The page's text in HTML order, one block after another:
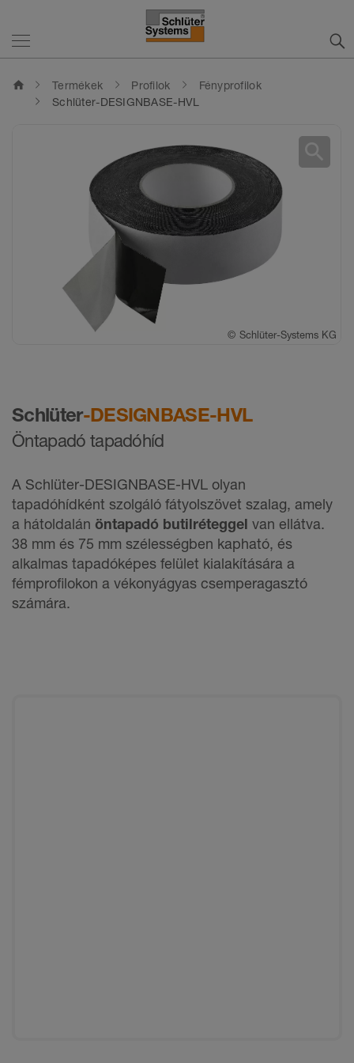
home Termékek Profilok
Fényprofilok
Schlüter-DESIGNBASE-HVL
Schlüter-DESIGNBASE-HVL
Öntapadó tapadóhíd
A Schlüter-DESIGNBASE-HVL olyan
tapadóhídként szolgáló fátyolszövet szalag, amely
a hátoldalán öntapadó butilréteggel van ellátva.
38 mm és 75 mm szélességben kapható, és
alkalmas tapadóképes felület kialakítására a
fémprofilokon a vékonyágyas csemperagasztó
számára.
© Schlüter-Systems KG